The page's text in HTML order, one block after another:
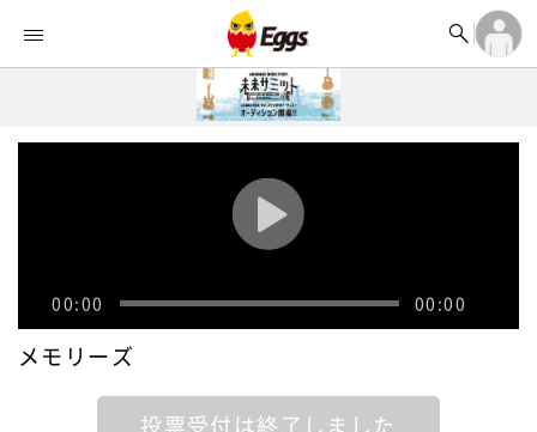


ランキング 
記事 

ログイン
アカウント登録
00:00 00:00
メモリーズ